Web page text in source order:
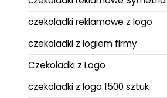
czekoladki reklamowe z logo
czekoladki z logiem firmy
Czekoladki z Logo
czekoladki z logo 1500 sztuk